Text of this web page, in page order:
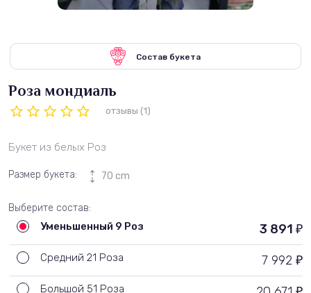
Состав букета
Роза мондиаль
отзывы (1)
Букет из белых Роз
Размер букета: 70 cm
Выберите состав:
Уменьшенный 9 Роз 3 891 ₽
Средний 21 Роза 7 992 ₽
Большой 51 Роза